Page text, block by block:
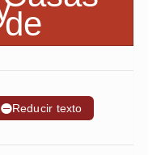
➖Reducir texto